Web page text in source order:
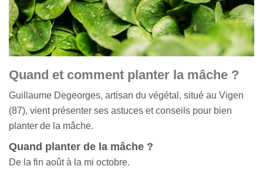
Quand et comment planter la mâche ?
Guillaume Degeorges, artisan du végétal, situé au Vigen
(87), vient présenter ses astuces et conseils pour bien
planter de la mâche.
Quand planter de la mâche ?
De la fin août à la mi octobre.